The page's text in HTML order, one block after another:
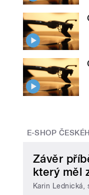
E-SHOP
Závěr
který měl
Karin Lednická,